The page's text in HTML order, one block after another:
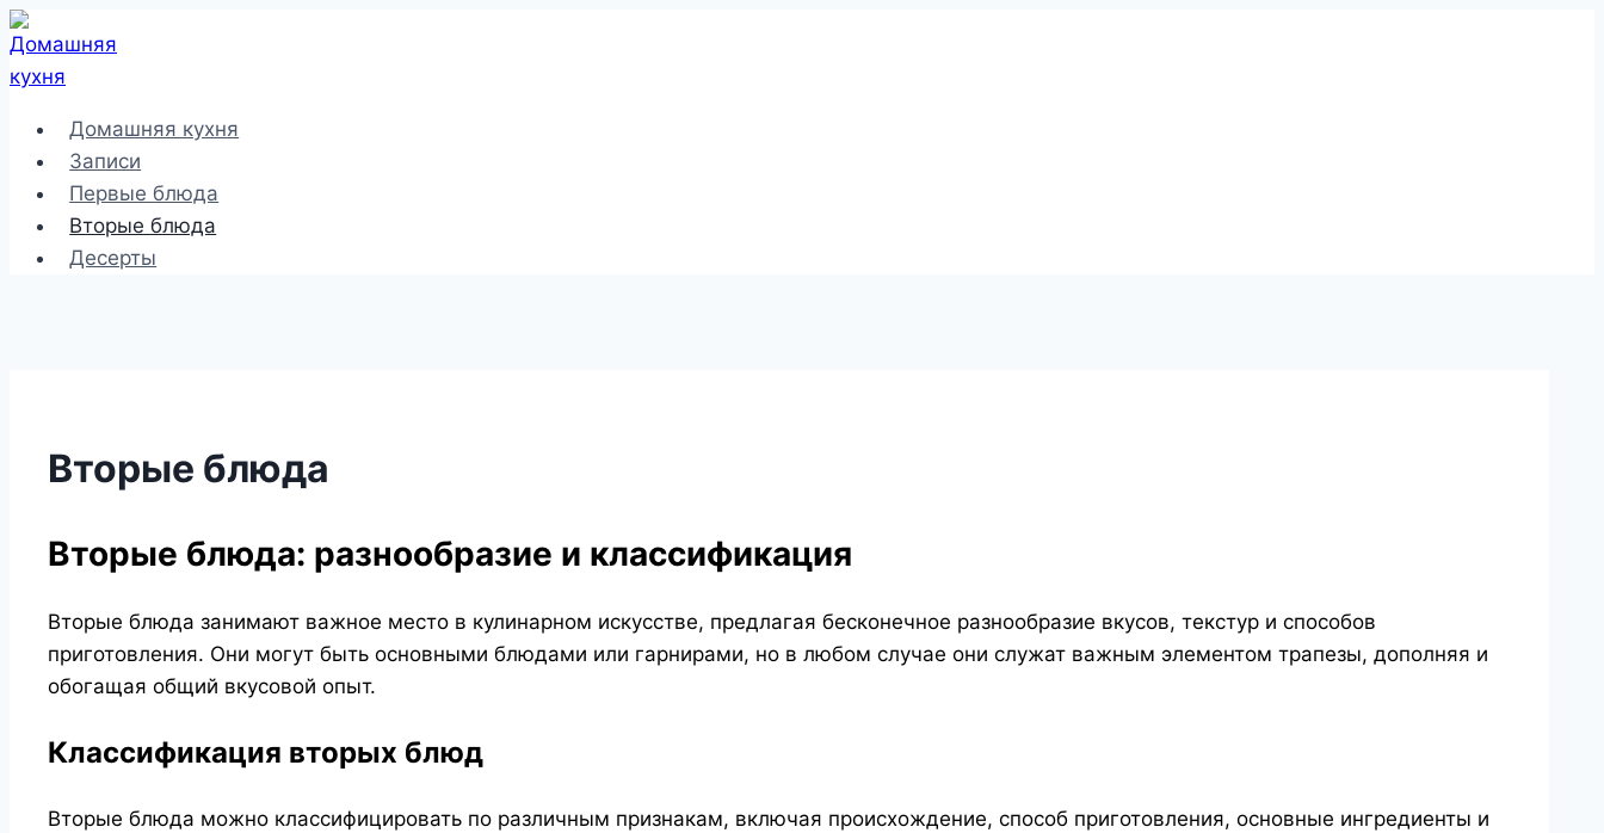
Перейти
к
содержимому
Домашняя кухня
Записи
Первые блюда
Вторые блюда
Десерты
Вторые блюда
Вторые блюда: разнообразие и классификация
Вторые блюда занимают важное место в кулинарном искусстве, предлагая бесконечное разнообразие вкусов, текстур и способов
приготовления. Они могут быть основными блюдами или гарнирами, но в любом случае они служат важным элементом трапезы, дополняя и
обогащая общий вкусовой опыт.
Классификация вторых блюд
Вторые блюда можно классифицировать по различным признакам, включая происхождение, способ приготовления, основные ингредиенты и